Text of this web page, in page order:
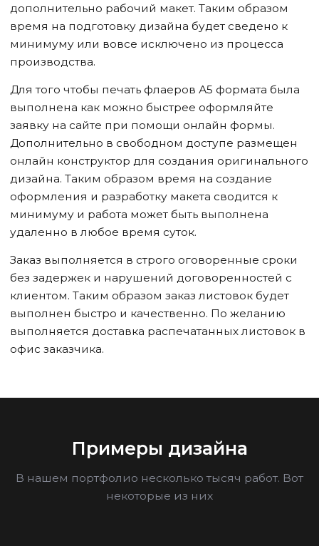
дополнительно рабочий макет. Таким образом
время на подготовку дизайна будет сведено к
минимуму или вовсе исключено из процесса
производства.
Для того чтобы печать флаеров А5 формата была
выполнена как можно быстрее оформляйте
заявку на сайте при помощи онлайн формы.
Дополнительно в свободном доступе размещен
онлайн конструктор для создания оригинального
дизайна. Таким образом время на создание
оформления и разработку макета сводится к
минимуму и работа может быть выполнена
удаленно в любое время суток.
Заказ выполняется в строго оговоренные сроки
без задержек и нарушений договоренностей с
клиентом. Таким образом заказ листовок будет
выполнен быстро и качественно. По желанию
выполняется доставка распечатанных листовок в
офис заказчика.
Примеры дизайна
В нашем портфолио несколько тысяч работ. Вот
некоторые из них